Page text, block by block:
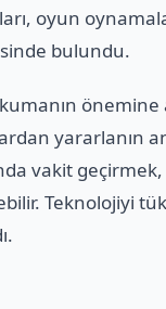
oyun
bulundu.
önemine
yararlanın
vakit
Teknolojiyi